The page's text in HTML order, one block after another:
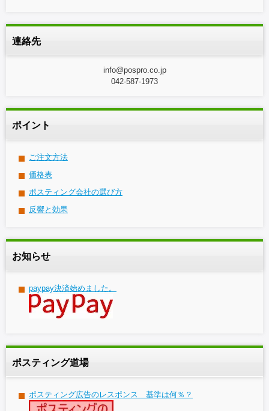
連絡先
info@pospro.co.jp
042-587-1973
ポイント
ご注文方法
価格表
ポスティング会社の選び方
反響と効果
お知らせ
paypay決済始めました。
ポスティング道場
ポスティング広告のレスポンス 基準は何％？